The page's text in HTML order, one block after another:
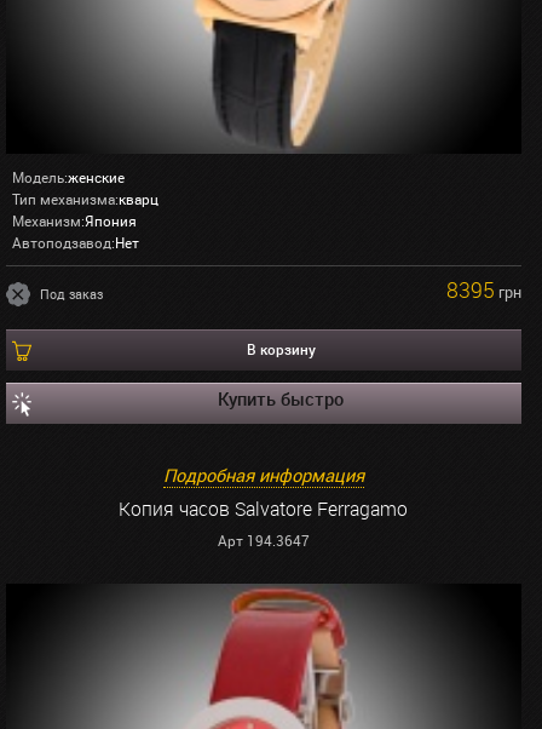
Модель:женские
Тип механизма:кварц
Механизм:Япония
Автоподзавод:Нет
Под заказ 8395 грн
В корзину
Купить быстро
Подробная информация
Копия часов Salvatore Ferragamo
Арт 194.3647